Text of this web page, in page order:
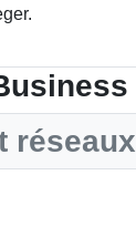
réseaux